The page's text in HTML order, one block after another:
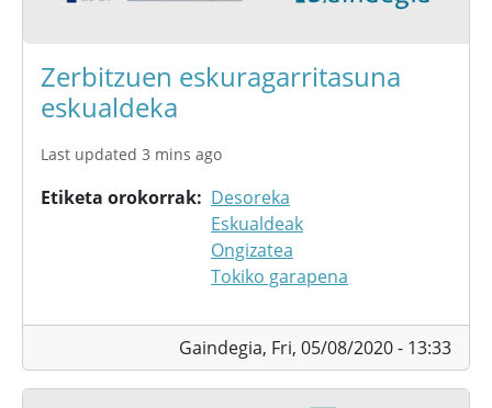
Zerbitzuen eskuragarritasuna
eskualdeka
Last updated 3 mins ago
Etiketa orokorrak
Desoreka
Eskualdeak
Ongizatea
Tokiko garapena
Gaindegia, Fri, 05/08/2020 - 13:33